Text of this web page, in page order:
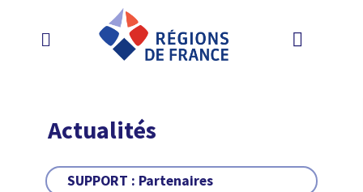
Actualités
SUPPORT : Partenaires